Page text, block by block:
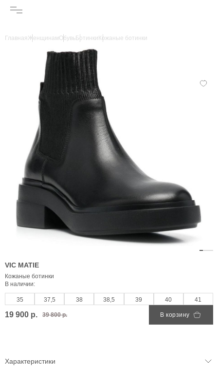
ГлавнаяЖенщинамОбувьБотинки Кожаные ботинки
VIC MATIE
Кожаные ботинки
В наличии:
35 37,5 38 38,5 39 40 41
19 900 р. 39 800 р. В корзину
Характеристики